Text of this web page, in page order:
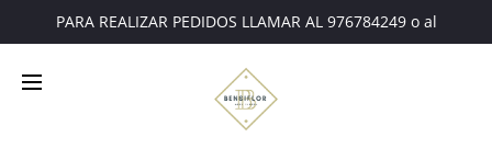
PARA REALIZAR PEDIDOS LLAMAR AL 976784249 o al